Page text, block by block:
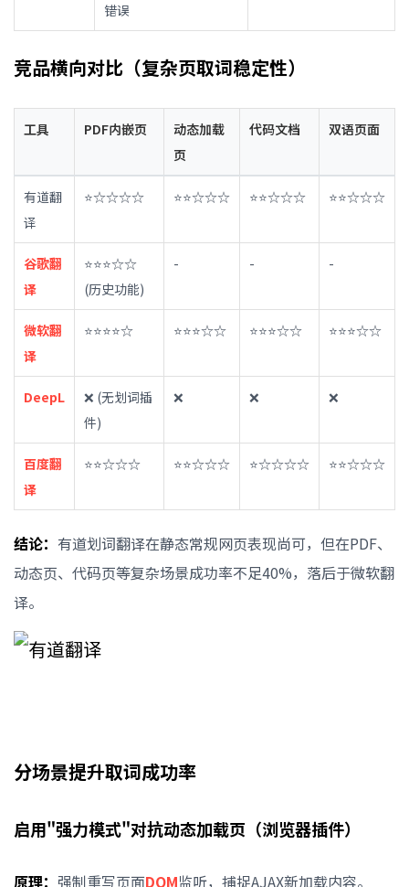
错误
竞品横向对比（复杂页取词稳定性）
工具 PDF内嵌页
动态加载
页
代码文档 双语页面
有道翻
译
⭐☆☆☆☆ ⭐⭐☆☆☆ ⭐⭐☆☆☆ ⭐⭐☆☆☆
谷歌翻
译
⭐⭐⭐☆☆
(历史功能)
- - -
微软翻
译
⭐⭐⭐⭐☆ ⭐⭐⭐☆☆ ⭐⭐⭐☆☆ ⭐⭐⭐☆☆
DeepL
❌ (无划词插
件)
❌ ❌ ❌
百度翻
译
⭐⭐☆☆☆ ⭐⭐☆☆☆ ⭐☆☆☆☆ ⭐⭐☆☆☆
结论： 有道划词翻译在静态常规网页表现尚可，但在PDF、
动态页、代码页等复杂场景成功率不足40%，落后于微软翻
译。
分场景提升取词成功率
启用"强力模式"对抗动态加载页（浏览器插件）
原理： 强制重写页面DOM监听，捕捉AJAX新加载内容。